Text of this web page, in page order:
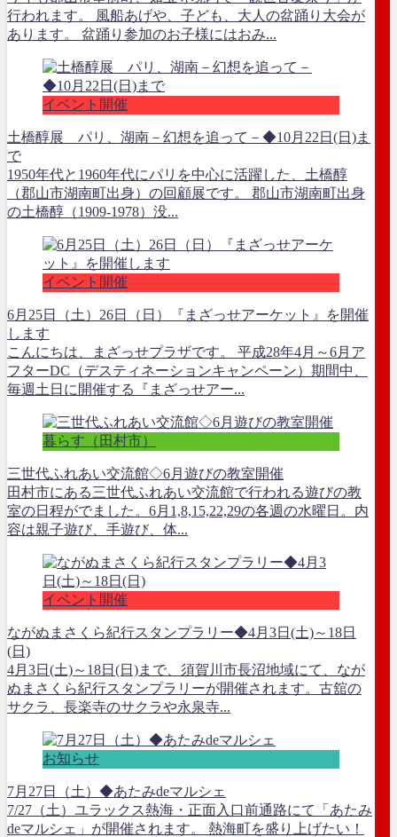
行われます。 風船あげや、子ども、大人の盆踊り大会が
あります。 盆踊り参加のお子様にはおみ...
イベント開催
土橋醇展 パリ、湖南－幻想を追って－◆10月22日(日)ま
で
1950年代と1960年代にパリを中心に活躍した、土橋醇
（郡山市湖南町出身）の回顧展です。 郡山市湖南町出身
の土橋醇（1909-1978）没...
イベント開催
6月25日（土）26日（日）『まざっせアーケット』を開催
します
こんにちは、まざっせプラザです。 平成28年4月～6月ア
フターDC（デスティネーションキャンペーン）期間中、
毎週土日に開催する『まざっせアー...
暮らす（田村市）
三世代ふれあい交流館◇6月遊びの教室開催
田村市にある三世代ふれあい交流館で行われる遊びの教
室の日程がでました。6月1,8,15,22,29の各週の水曜日。内
容は親子遊び、手遊び、体...
イベント開催
ながぬまさくら紀行スタンプラリー◆4月3日(土)～18日
(日)
4月3日(土)～18日(日)まで、須賀川市長沼地域にて、なが
ぬまさくら紀行スタンプラリーが開催されます。古舘の
サクラ、長楽寺のサクラや永泉寺...
お知らせ
7月27日（土）◆あたみdeマルシェ
7/27（土）ユラックス熱海・正面入口前通路にて「あたみ
deマルシェ」が開催されます。 熱海町を盛り上げたい！